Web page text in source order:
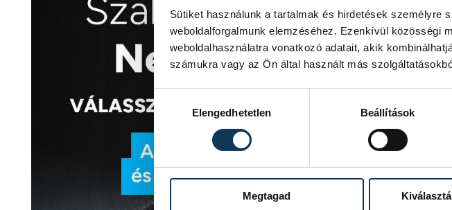
Sütiket használunk a tartalmak és hirdetések személyre
weboldalforgalmunk elemzéséhez. Ezenkívül közösségi
weboldalhasználatra vonatkozó adatait, akik
számukra vagy az Ön által használt más
Hozzájárulás kiválasztása
Elengedhetetlen
Beállítások
Megtagad